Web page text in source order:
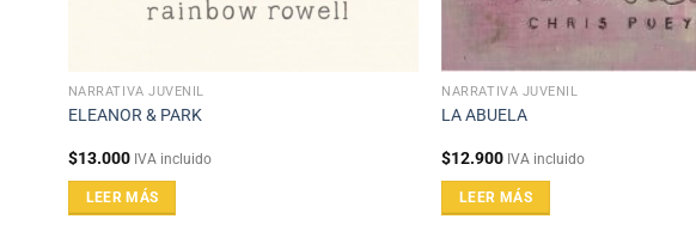
NARRATIVA JUVENIL
ELEANOR & PARK
$13.000 IVA incluido
LEER MÁS
NARRATIVA JUVENIL
LA ABUELA
$12.900 IVA incluido
LEER MÁS